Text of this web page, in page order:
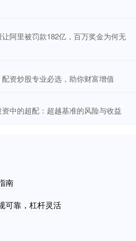
阿里被罚款182亿，百万奖金为何无
资炒股专业必选，助你财富增值
中的超配：超越基准的风险与收益
南
可靠，杠杆灵活